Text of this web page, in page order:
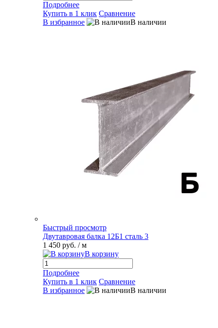
Подробнее
Купить в 1 клик Сравнение
В избранное
В наличии
Быстрый просмотр
Двутавровая балка 12Б1 сталь 3
1 450 руб. / м
В корзину
Подробнее
Купить в 1 клик Сравнение
В избранное
В наличии